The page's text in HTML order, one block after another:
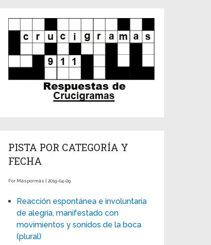
PISTA POR CATEGORÍA Y
FECHA
For Máspormás | 2019-04-09
Reacción espontánea e involuntaria
de alegría, manifestado con
movimientos y sonidos de la boca
(plural)